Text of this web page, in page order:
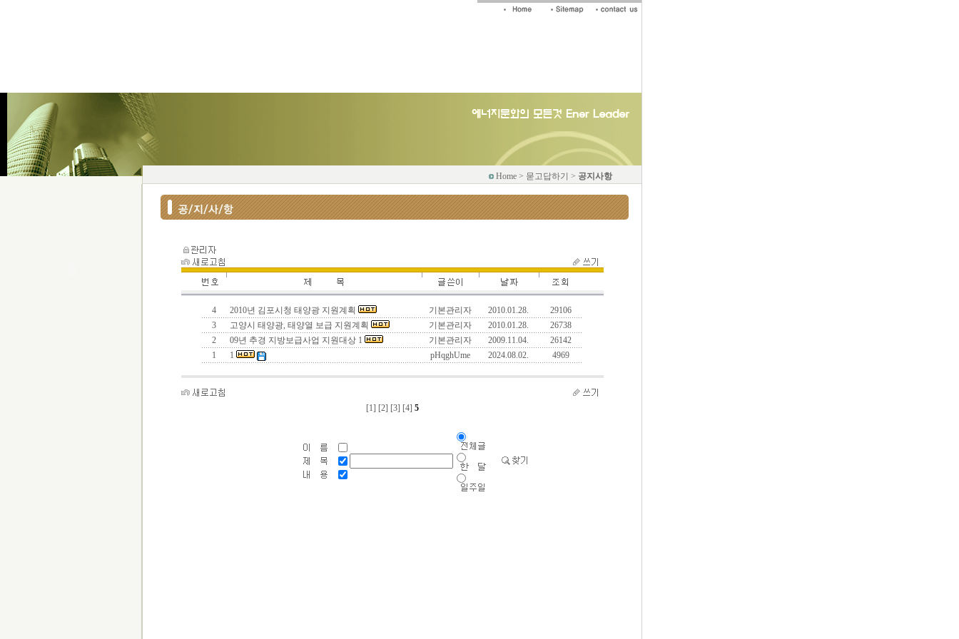
Home > 묻고답하기 > 공지사항
4 2010년 김포시청 태양광 지원계획 기본관리자 2010.01.28.
29106
3
고양시 태양광, 태양열 보급 지원계획 기본관리자 2010.01.28.
26738
2
09년 추경 지방보급사업 지원대상 1 기본관리자 2009.11.04.
26142
1
1 pHqghUme 2024.08.02. 4969
[1] [2] [3] [4] 5